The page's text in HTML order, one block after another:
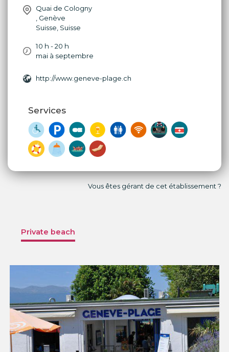
Quai de Cologny
Genève
Suisse Suisse
10 h - 20 h
mai à septembre
http://www.geneve-plage.ch
Services
Vous êtes gérant de cet établissement ?
Private beach